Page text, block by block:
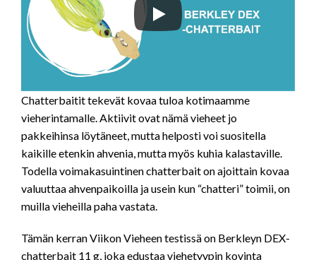
Chatterbaitit tekevät kovaa tuloa kotimaamme
vieherintamalle. Aktiivit ovat nämä vieheet jo
pakkeihinsa löytäneet, mutta helposti voi suositella
kaikille etenkin ahvenia, mutta myös kuhia kalastaville.
Todella voimakasuintinen chatterbait on ajoittain kovaa
valuuttaa ahvenpaikoilla ja usein kun “chatteri” toimii, on
muilla vieheilla paha vastata.
Tämän kerran Viikon Vieheen testissä on Berkleyn DEX-
chatterbait 11 g, joka edustaa viehetyypin kovinta